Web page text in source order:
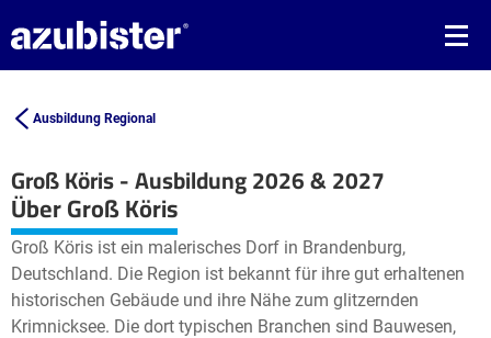
Ausbildung Regional
Groß Köris - Ausbildung 2026 & 2027
+
−
Leaflet| ©OpenStreetMap2
Über Groß Köris
Groß Köris ist ein malerisches Dorf in Brandenburg,
Deutschland. Die Region ist bekannt für ihre gut erhaltenen
historischen Gebäude und ihre Nähe zum glitzernden
Krimnicksee. Die dort typischen Branchen sind Bauwesen,